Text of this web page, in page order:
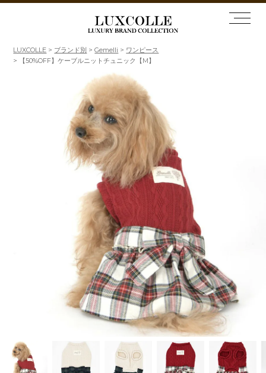
LUXCOLLE ブランド別 Gemelli
ワンピース
【50%OFF】ケーブルニットチュニック【M】